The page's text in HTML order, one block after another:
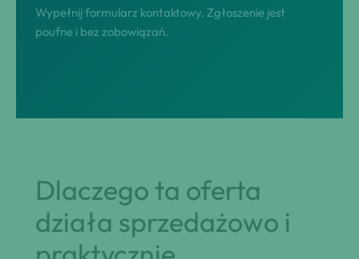
Wypełnij formularz kontaktowy. Zgłoszenie jest
poufne i bez zobowiązań.
Dlaczego ta oferta
działa sprzedażowo i